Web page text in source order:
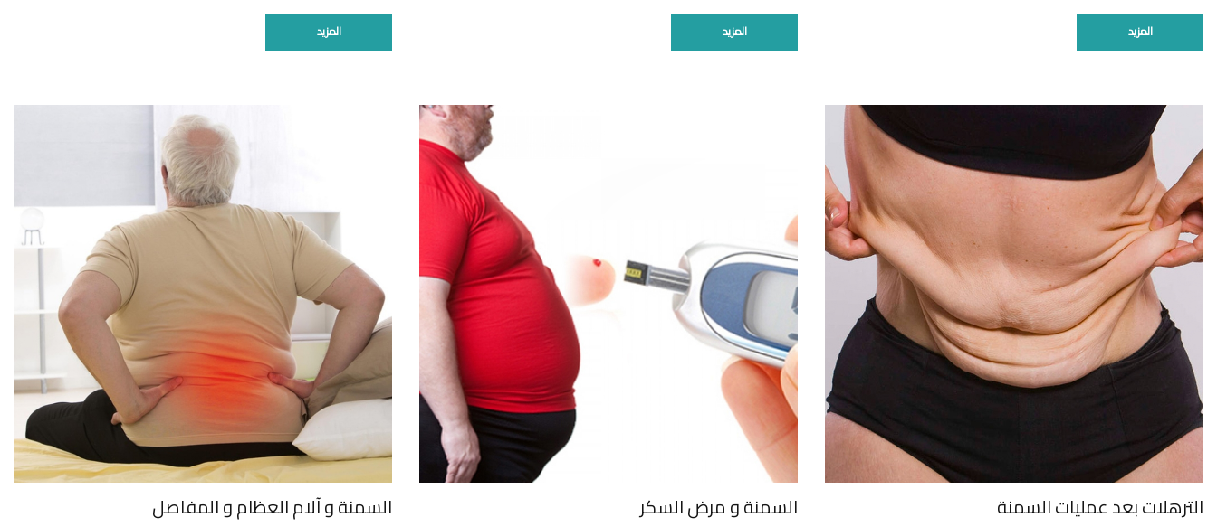
المزيد المزيد المزيد
الترهلات بعد عمليات السمنة السمنة و مرض السكر السمنة و آلام العظام و المفاصل